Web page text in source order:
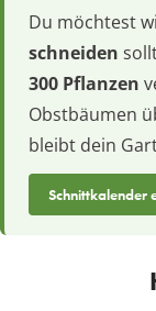
Du möchtest
schneiden
300 Pflanzen
Obstbäumen
bleibt dein
Schnittkalender